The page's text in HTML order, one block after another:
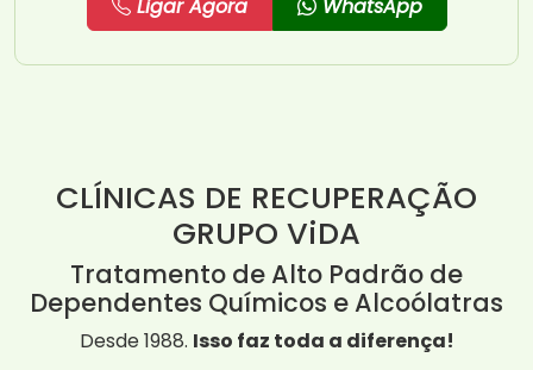
Ligar Agora WhatsApp
CLÍNICAS DE RECUPERAÇÃO
GRUPO ViDA
Tratamento de Alto Padrão de
Dependentes Químicos e Alcoólatras
Desde 1988. Isso faz toda a diferença!